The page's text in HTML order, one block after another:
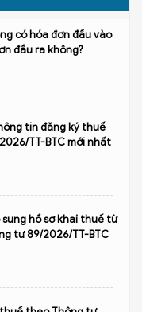
có hóa đơn đầu vào
đầu ra không?
tin đăng ký thuế
TT-BTC mới nhất
sung hồ sơ khai thuế từ
tư 89/2026/TT-BTC